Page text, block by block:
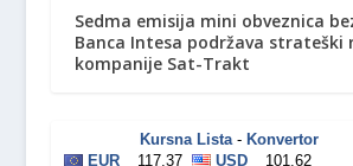
Sedma emisija mini obveznica
Banca Intesa podržava strateški
kompanije Sat-Trakt